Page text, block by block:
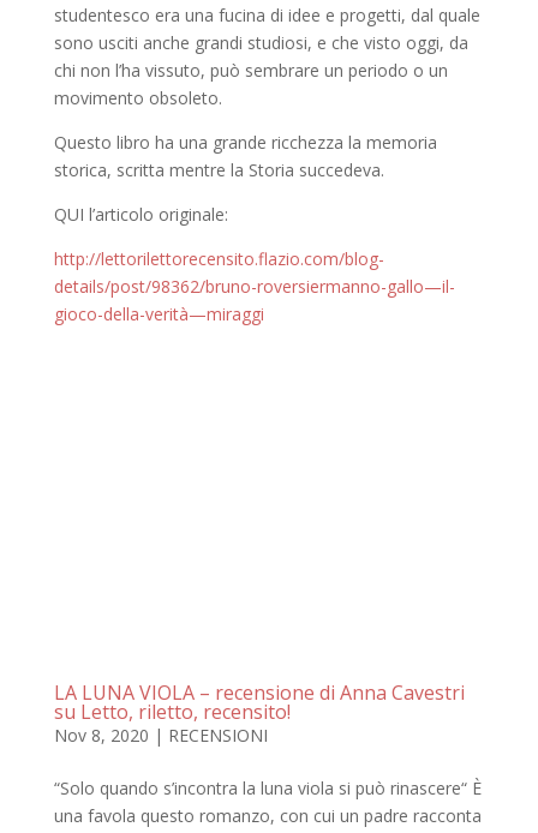
studentesco era una fucina di idee e progetti, dal quale
sono usciti anche grandi studiosi, e che visto oggi, da
chi non l’ha vissuto, può sembrare un periodo o un
movimento obsoleto.
Questo libro ha una grande ricchezza la memoria
storica, scritta mentre la Storia succedeva.
QUI l’articolo originale:
http://lettorilettorecensito.flazio.com/blog-
details/post/98362/bruno-roversiermanno-gallo—il-
gioco-della-verità—miraggi
LA LUNA VIOLA – recensione di Anna Cavestri
su Letto, riletto, recensito!
Nov 8, 2020 | RECENSIONI
“Solo quando s’incontra la luna viola si può rinascere“ È
una favola questo romanzo, con cui un padre racconta